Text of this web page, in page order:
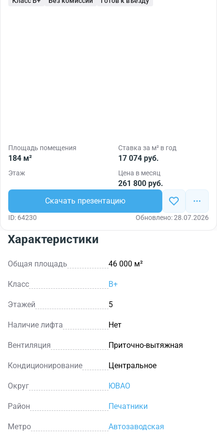
Площадь помещения
184 м²
Ставка за м² в год
17 074 руб.
Этаж Цена в месяц
261 800 руб.
Скачать презентацию
ID: 64230 Обновлено: 28.07.2026
Характеристики
Общая площадь 46 000 м²
Класс B+
Этажей 5
Наличие лифта Нет
Вентиляция Приточно-вытяжная
Кондиционирование Центральное
Округ ЮВАО
Район Печатники
Метро Автозаводская